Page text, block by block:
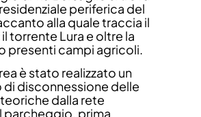
residenziale periferica del
alla quale traccia il
torrente Lura e oltre la
presenti campi agricoli.
è stato realizzato un
di disconnessione delle
dalla rete
parcheggio, prima